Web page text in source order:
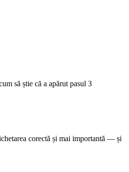
să știe că a apărut pasul 3
corectă și mai importantă — și